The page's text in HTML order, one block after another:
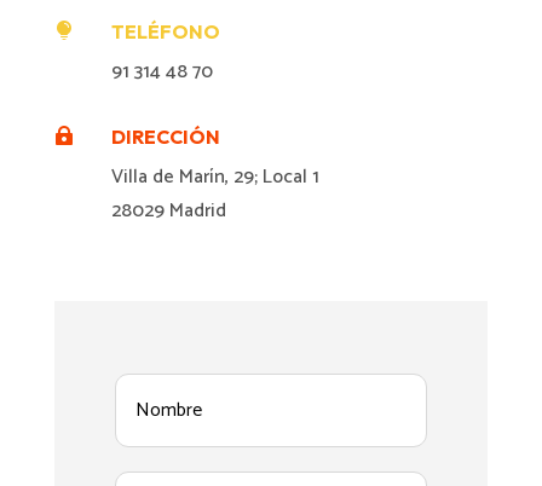
 TELÉFONO
91 314 48 70
 DIRECCIÓN
Villa de Marín, 29; Local 1
28029 Madrid